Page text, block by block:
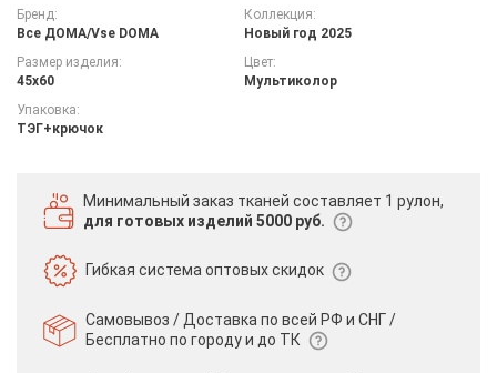
Бренд:
Все ДOMA/Vse DOMA
Коллекция:
Новый год 2025
Размер изделия:
45х60
Цвет:
Мультиколор
Упаковка:
ТЭГ+крючок
Минимальный заказ тканей составляет 1 рулон,
для готовых изделий 5000 руб.
Гибкая системаоптовых скидок
Самовывоз / Доставка по всей РФ и СНГ /
Бесплатно по городу и до ТК